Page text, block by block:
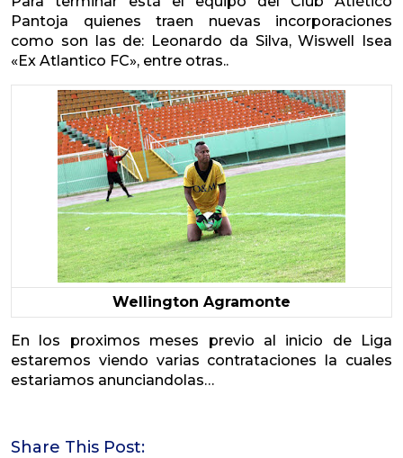
Pantoja quienes traen nuevas incorporaciones
como son las de: Leonardo da Silva, Wiswell Isea
«Ex Atlantico FC», entre otras..
Wellington Agramonte
En los proximos meses previo al inicio de Liga
estaremos viendo varias contrataciones la cuales
estariamos anunciandolas…
Share This Post: